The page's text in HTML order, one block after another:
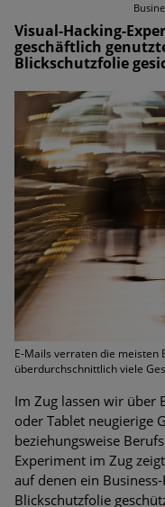
Visual-Hacking-
geschäftlich
Blickschutzfolie
E-Mails verraten die meisten
überdurchschnittlich viele
Im Zug lassen wir über
oder Tablet neugierige
beziehungsweise
Experiment im Zug
auf denen ein
Blickschutzfolie